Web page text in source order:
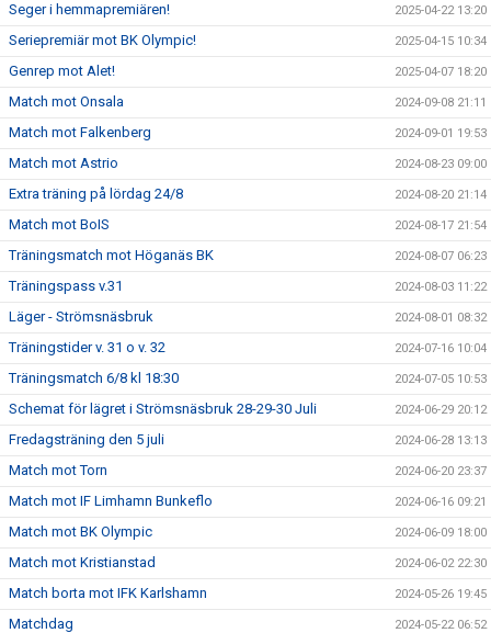
Seger i hemmapremiären! 2025-04-22 13:20
Seriepremiär mot BK Olympic! 2025-04-15 10:34
Genrep mot Alet! 2025-04-07 18:20
Match mot Onsala 2024-09-08 21:11
Match mot Falkenberg 2024-09-01 19:53
Match mot Astrio 2024-08-23 09:00
Extra träning på lördag 24/8 2024-08-20 21:14
Match mot BoIS 2024-08-17 21:54
Träningsmatch mot Höganäs BK 2024-08-07 06:23
Träningspass v.31 2024-08-03 11:22
Läger - Strömsnäsbruk 2024-08-01 08:32
Träningstider v. 31 o v. 32 2024-07-16 10:04
Träningsmatch 6/8 kl 18:30 2024-07-05 10:53
Schemat för lägret i Strömsnäsbruk 28-29-30 Juli 2024-06-29 20:12
Fredagsträning den 5 juli 2024-06-28 13:13
Match mot Torn 2024-06-20 23:37
Match mot IF Limhamn Bunkeflo 2024-06-16 09:21
Match mot BK Olympic 2024-06-09 18:00
Match mot Kristianstad 2024-06-02 22:30
Match borta mot IFK Karlshamn 2024-05-26 19:45
Matchdag 2024-05-22 06:52